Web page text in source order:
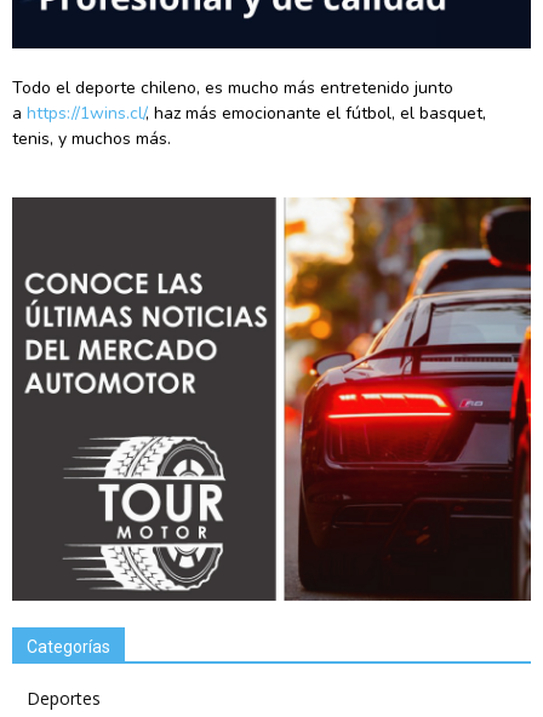
Todo el deporte chileno, es mucho más entretenido junto
a https://1wins.cl/, haz más emocionante el fútbol, el basquet,
tenis, y muchos más.
Categorías
Deportes